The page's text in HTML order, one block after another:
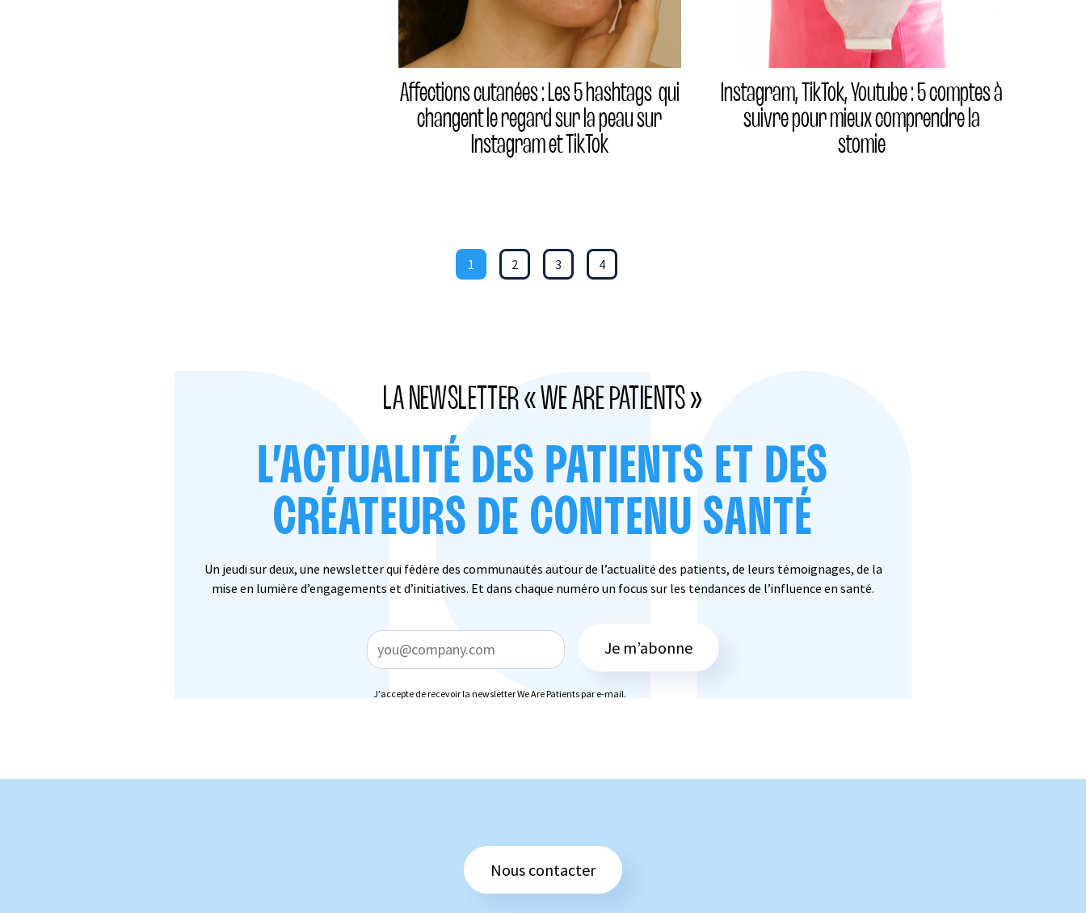
Affections cutanées : Les 5 hashtags qui
changent le regard sur la peau sur
Instagram et TikTok
Instagram, TikTok, Youtube : 5 comptes à
suivre pour mieux comprendre la
stomie
1 2 3 4
LA NEWSLETTER « WE ARE PATIENTS »
L’ACTUALITÉ DES PATIENTS ET DES
CRÉATEURS DE CONTENU SANTÉ
Un jeudi sur deux, une newsletter qui fédère des communautés autour de l’actualité des patients, de leurs témoignages, de la
mise en lumière d’engagements et d’initiatives. Et dans chaque numéro un focus sur les tendances de l’influence en santé.
Je m’abonne
J’accepte de recevoir la newsletter We Are Patients par e-mail.
Nous contacter